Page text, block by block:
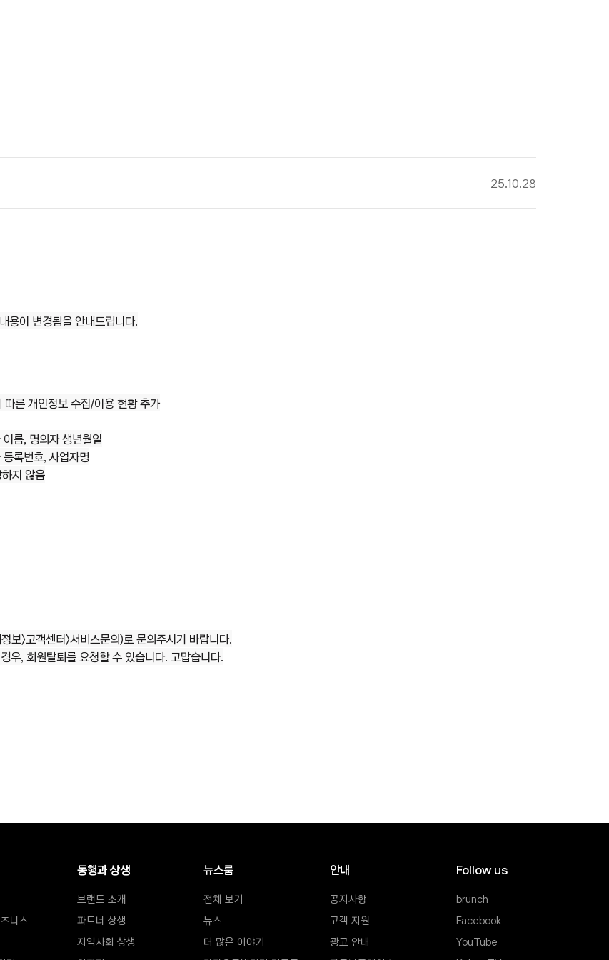
작성 일자
25.10.28
용이 변경됨을 안내드립니다.
른 개인정보 수집/이용 현황 추가
름, 명의자 생년월일
록번호, 사업자명
지 않음
>고객센터>서비스문의)로 문의주시기 바랍니다.
우, 회원탈퇴를 요청할 수 있습니다. 고맙습니다.
니스
동행과 상생
브랜드 소개
파트너 상생
지역사회 상생
뉴스룸
뉴스룸
전체 보기
뉴스
더 많은 이야기
안내
공지사항
고객 지원
광고 안내
Follow us
brunch
Facebook
YouTube